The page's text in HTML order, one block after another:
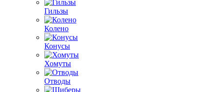
Гильзы
Колено
Конусы
Хомуты
Отводы